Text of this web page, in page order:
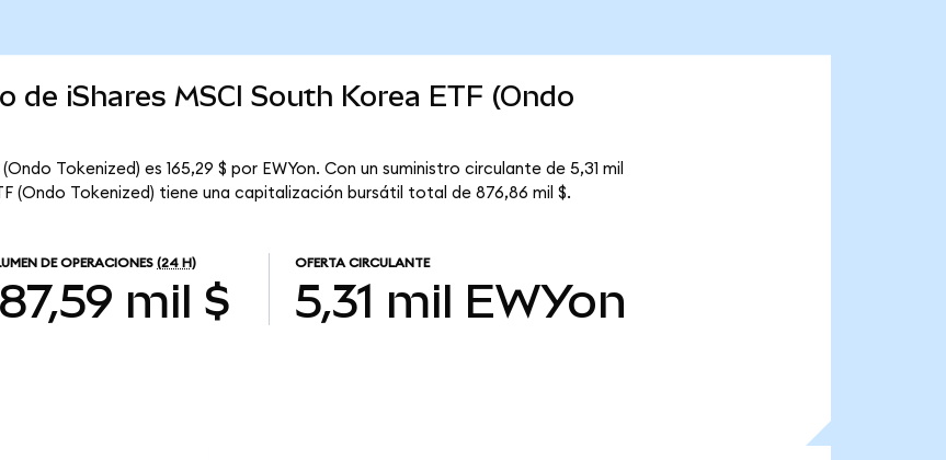
iShares MSCI South Korea ETF (Ondo
Tokenized) es 165,29 $ por EWYon. Con un suministro circulante de 5,31 mil
(Ondo Tokenized) tiene una capitalización bursátil total de 876,86 mil $.
DE OPERACIONES (24 H)
mil $
OFERTA CIRCULANTE
5,31 mil EWYon